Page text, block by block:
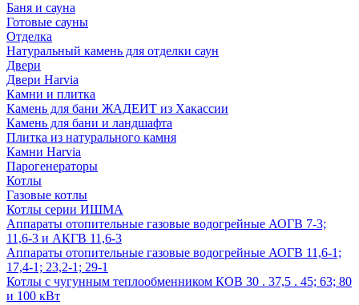
Баня и сауна
Готовые сауны
Отделка
Натуральный камень для отделки саун
Двери
Двери Harvia
Камни и плитка
Камень для бани ЖАДЕИТ из Хакассии
Камень для бани и ландшафта
Плитка из натурального камня
Камни Harvia
Парогенераторы
Котлы
Газовые котлы
Котлы серии ИШМА
Аппараты отопительные газовые водогрейные АОГВ 7-3;
11,6-3 и АКГВ 11,6-3
Аппараты отопительные газовые водогрейные АОГВ 11,6-1;
17,4-1; 23,2-1; 29-1
Котлы с чугунным теплообменником КОВ 30 . 37,5 . 45; 63; 80
и 100 кВт